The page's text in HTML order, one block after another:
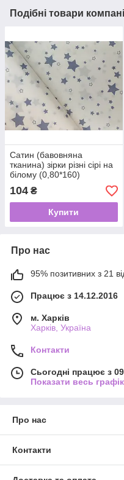
Подібні товари
Сатин (бавовняна
тканина) зірки різні сірі на
білому (0,80*160)
104 ₴
Купити
Про нас
95% позитивних з 21
Працює з 14.12.2016
м. Харків
Харків, Україна
Контакти
Сьогодні працює з
Показати весь
Про нас
Контакти